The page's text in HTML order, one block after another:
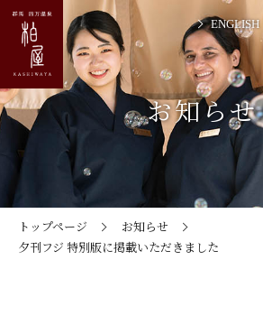
ENGLISH
お知らせ
トップページ
お知らせ
夕刊フジ 特別版に掲載いただきました